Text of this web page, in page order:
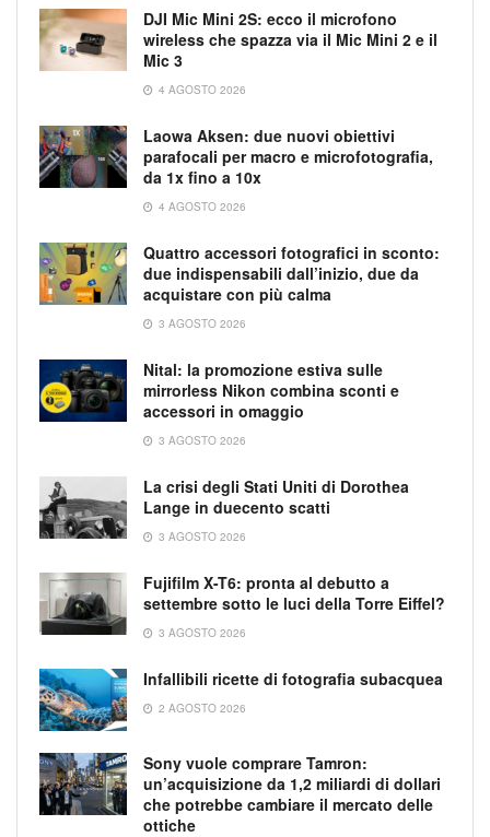
DJI Mic Mini 2S: ecco il microfono
wireless che spazza via il Mic Mini 2 e il
Mic 3
4 AGOSTO 2026
Laowa Aksen: due nuovi obiettivi
parafocali per macro e microfotografia,
da 1x fino a 10x
4 AGOSTO 2026
Quattro accessori fotografici in sconto:
due indispensabili dall’inizio, due da
acquistare con più calma
3 AGOSTO 2026
Nital: la promozione estiva sulle
mirrorless Nikon combina sconti e
accessori in omaggio
3 AGOSTO 2026
La crisi degli Stati Uniti di Dorothea
Lange in duecento scatti
3 AGOSTO 2026
Fujifilm X-T6: pronta al debutto a
settembre sotto le luci della Torre Eiffel?
3 AGOSTO 2026
Infallibili ricette di fotografia subacquea
2 AGOSTO 2026
Sony vuole comprare Tamron:
un’acquisizione da 1,2 miliardi di dollari
che potrebbe cambiare il mercato delle
ottiche